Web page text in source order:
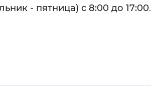
- пятница) с 8:00 до 17:00.